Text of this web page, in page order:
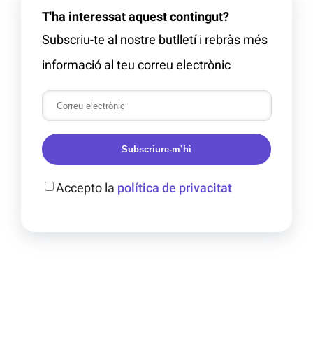
T'ha interessat aquest contingut?
Subscriu-te al nostre butlletí i rebràs més
informació al teu correu electrònic
Subscriure-m’hi
Accepto la política de privacitat